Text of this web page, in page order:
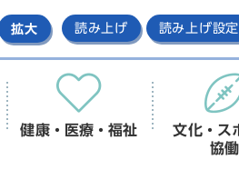
拡大 読み上げ 読み上げ設定
健康・医療・福祉
文化・ス
協働